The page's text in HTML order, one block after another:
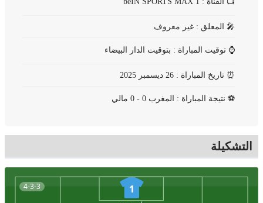
🎤المعلق : غير معروف
⌚توقيت المباراة : بتوقيت الدار البيضاء
⏰تاريخ المباراة : 26 ديسمبر 2025
⚽نتيجة المباراة : المغرب 0 - 0 مالي
التشكيلة
4-3-3 1